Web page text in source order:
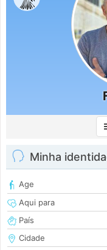
Minha
Age
Aqui para
País
Cidade